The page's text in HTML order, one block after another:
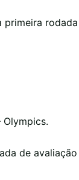
primeira rodada
Olympics.
de avaliação